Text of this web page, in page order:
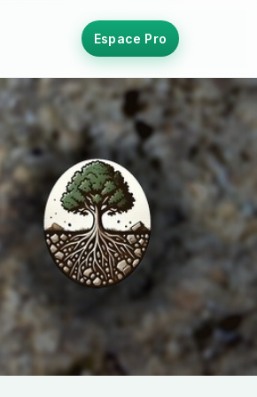
Espace Pro